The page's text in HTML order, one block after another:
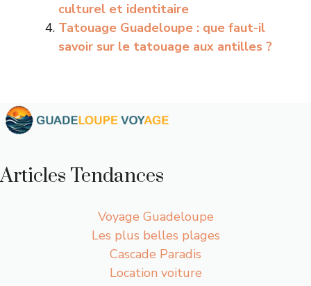
culturel et identitaire
Tatouage Guadeloupe : que faut-il
savoir sur le tatouage aux antilles ?
Articles Tendances
Voyage Guadeloupe
Les plus belles plages
Cascade Paradis
Location voiture